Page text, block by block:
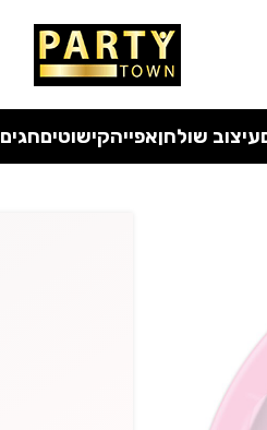
ללא מע"מעד סוף החודש
עיצוב שולחןאפייהקישוטיםחגים